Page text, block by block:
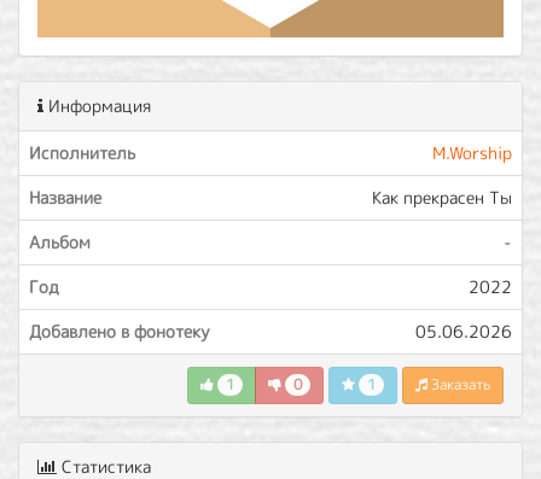
Информация
Исполнитель
M.Worship
Название
Как прекрасен Ты
Альбом
-
Год
2022
Добавлено в фонотеку
05.06.2026
1 0 1 Заказать
Статистика